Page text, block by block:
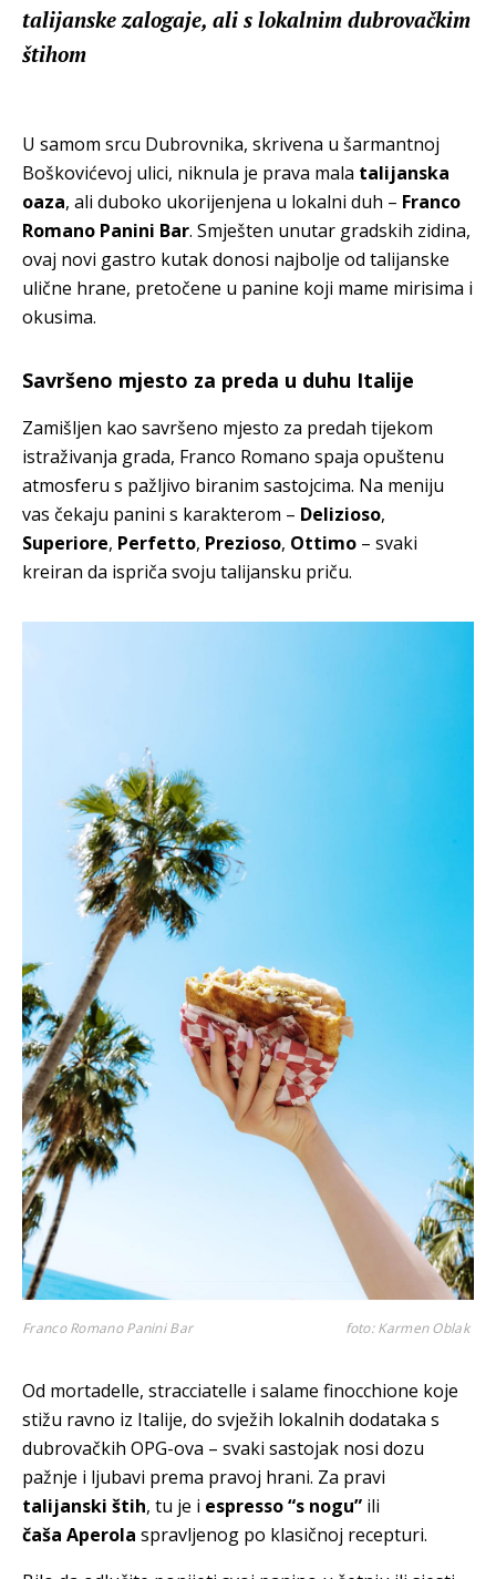
talijanske zalogaje, ali s lokalnim dubrovačkim
štihom
U samom srcu Dubrovnika, skrivena u šarmantnoj
Boškovićevoj ulici, niknula je prava mala talijanska
oaza, ali duboko ukorijenjena u lokalni duh – Franco
Romano Panini Bar. Smješten unutar gradskih zidina,
ovaj novi gastro kutak donosi najbolje od talijanske
ulične hrane, pretočene u panine koji mame mirisima i
okusima.
Savršeno mjesto za preda u duhu Italije
Zamišljen kao savršeno mjesto za predah tijekom
istraživanja grada, Franco Romano spaja opuštenu
atmosferu s pažljivo biranim sastojcima. Na meniju
vas čekaju panini s karakterom – Delizioso,
Superiore, Perfetto, Prezioso, Ottimo – svaki
kreiran da ispriča svoju talijansku priču.
Franco Romano Panini Bar foto: Karmen Oblak
Od mortadelle, stracciatelle i salame finocchione koje
stižu ravno iz Italije, do svježih lokalnih dodataka s
dubrovačkih OPG-ova – svaki sastojak nosi dozu
pažnje i ljubavi prema pravoj hrani. Za pravi
talijanski štih, tu je i espresso “s nogu” ili
čaša Aperola spravljenog po klasičnoj recepturi.